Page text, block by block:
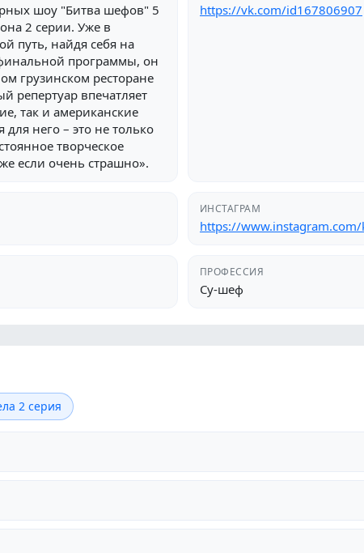
шоу "Битва шефов" 5
2 серии. Уже в
путь, найдя себя на
программы, он
грузинском ресторане
впечатляет
так и американские
него – это не только
творческое
если очень страшно».
https://vk.com/id167806907
ИНСТАГРАМ
https://
ПРОФЕССИЯ
Су-шеф
2 серия